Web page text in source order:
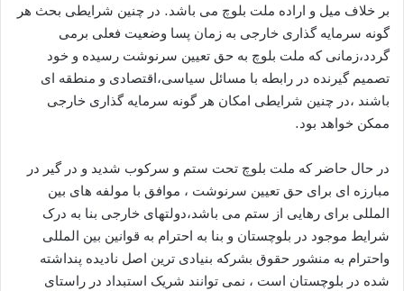
بر خلاف میل و اراده ملت بلوچ می باشد. در چنین شرایطی بحث هر
گونه سرمایه گذاری خارجی به زمان پسا وضعیت فعلی برمی
گردد،زمانی که ملت بلوچ به حق تعیین سرنوشت رسیده و خود
تصمیم گیرنده در رابطه با مسائل سیاسی،اقتصادی و منطقه ای
باشند ،در چنین شرایطی امکان هر گونه سرمایه گذاری خارجی
ممکن خواهد بود.
در حال حاضر که ملت بلوچ تحت ستم و سرکوب شدید و در گیر در
مبارزه ای برای حق تعیین سرنوشت ، موافق با مولفه های بین
المللی برای رهایی از ستم می باشد،دولتهای خارجی بنا به درک
شرایط موجود در بلوچستان و بنا به احترام به قوانین بین المللی
واحترام به منشور حقوق بشرکه بنیادی ترین اصل نادیده پنداشته
شده در بلوچستان است ، نمی توانند شریک استبداد در راستای